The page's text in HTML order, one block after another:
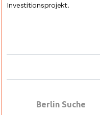
Investitionsprojekt.